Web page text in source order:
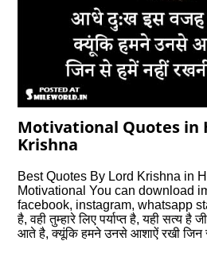
Motivational Quotes in
Krishna
Best Quotes By Lord Krishna in
Motivational You can download
facebook, instagram, whatsapp
है, वही तुम्‍हारे लिए पर्याप्त है, यही सत्‍य
आते है, क्यूंकि हमने उनसे आशाऐं रखी जिन